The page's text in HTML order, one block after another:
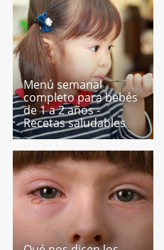
Menú semanal
completo para bebés
de 1 a 2 años -
Recetas saludables